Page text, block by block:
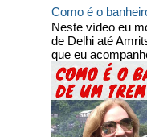
Como é o
Neste vídeo eu
de Delhi até
que eu